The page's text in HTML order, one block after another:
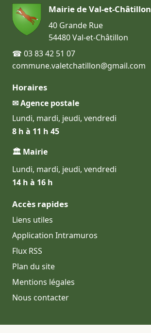
Mairie de Val-et-Châtillon
40 Grande Rue
54480 Val-et-Châtillon
☎ 03 83 42 51 07
commune.valetchatillon@gmail.com
Horaires
✉ Agence postale
Lundi, mardi, jeudi, vendredi
8 h à 11 h 45
🏛 Mairie
Lundi, mardi, jeudi, vendredi
14 h à 16 h
Accès rapides
Liens utiles
Application Intramuros
Flux RSS
Plan du site
Mentions légales
Nous contacter